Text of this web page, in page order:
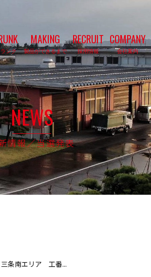
ンク
MAKING
製品ができるまで
RECRUIT
採用情報
COMPANY
会社案内
NEWS
情報／当選発表
三条南エリア 工番...